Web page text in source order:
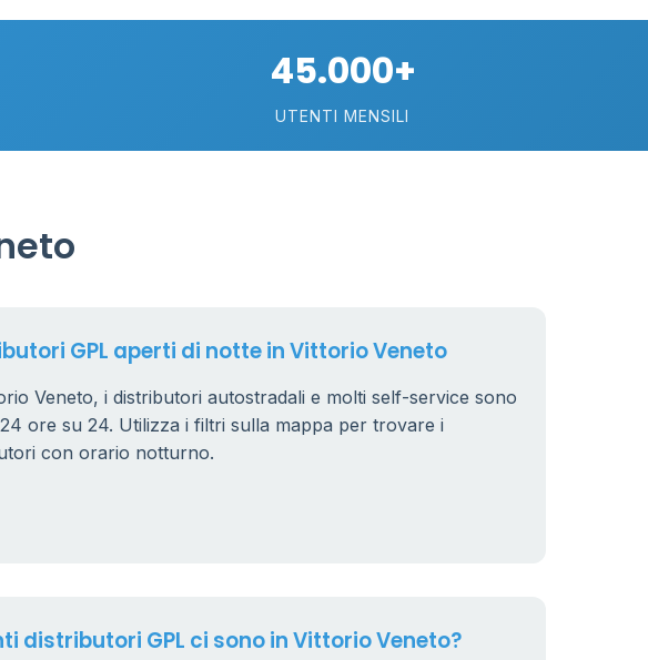
20
38
0.779 €
0.799 €
45.000+
UTENTI MENSILI
GPL aperti di notte in Vittorio Veneto
Veneto, i distributori autostradali e molti self-service sono
ore su 24. Utilizza i filtri sulla mappa per trovare i
con orario notturno.
distributori GPL ci sono in Vittorio Veneto?